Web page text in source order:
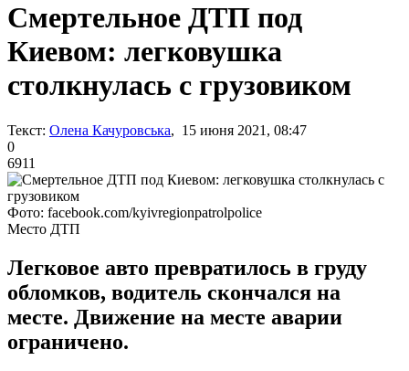
Смертельное ДТП под
Киевом: легковушка
столкнулась с грузовиком
Текст: Олена Качуровська, 15 июня 2021, 08:47
0
6911
Фото: facebook.com/kyivregionpatrolpolice
Место ДТП
Легковое авто превратилось в груду
обломков, водитель скончался на
месте. Движение на месте аварии
ограничено.